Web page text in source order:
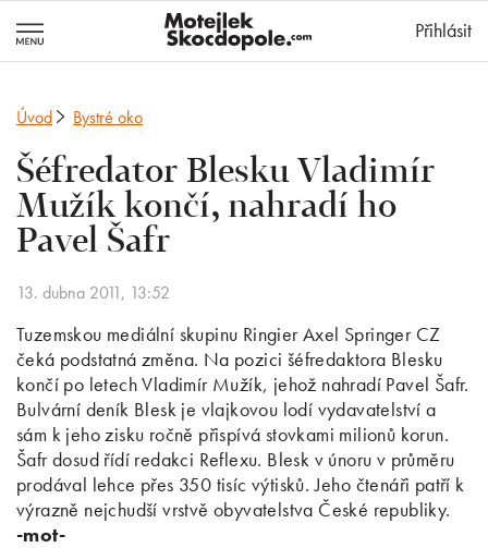
Přihlásit
Úvod Bystré oko
Šéfredator Blesku Vladimír
Mužík končí, nahradí ho
Pavel Šafr
13. dubna 2011, 13:52
Tuzemskou mediální skupinu Ringier Axel Springer CZ
čeká podstatná změna. Na pozici šéfredaktora Blesku
končí po letech Vladimír Mužík, jehož nahradí Pavel Šafr.
Bulvární deník Blesk je vlajkovou lodí vydavatelství a
sám k jeho zisku ročně přispívá stovkami milionů korun.
Šafr dosud řídí redakci Reflexu. Blesk v únoru v průměru
prodával lehce přes 350 tisíc výtisků. Jeho čtenáři patří k
výrazně nejchudší vrstvě obyvatelstva České republiky.
-mot-